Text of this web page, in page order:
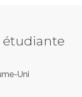
étudiante
Uni